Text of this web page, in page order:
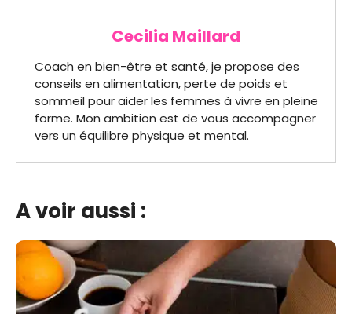
Cecilia Maillard
Coach en bien-être et santé, je propose des
conseils en alimentation, perte de poids et
sommeil pour aider les femmes à vivre en pleine
forme. Mon ambition est de vous accompagner
vers un équilibre physique et mental.
A voir aussi :